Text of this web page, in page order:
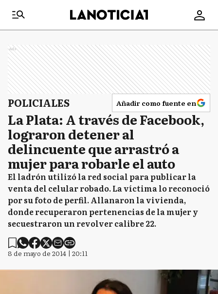
Ads
POLICIALES Añadir como fuente en
La Plata: A través de Facebook,
lograron detener al
delincuente que arrastró a
mujer para robarle el auto
El ladrón utilizó la red social para publicar la
venta del celular robado. La víctima lo reconoció
por su foto de perfil. Allanaron la vivienda,
donde recuperaron pertenencias de la mujer y
secuestraron un revolver calibre 22.
8 de mayo de 2014 | 20:11